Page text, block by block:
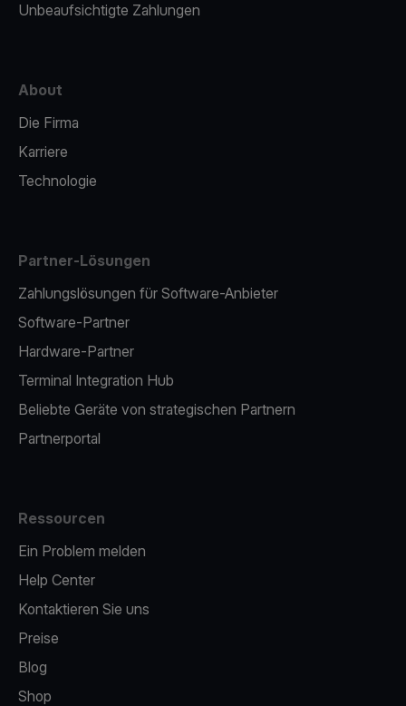
Unbeaufsichtigte Zahlungen
About
Die Firma
Karriere
Technologie
Partner-Lösungen
Zahlungslösungen für Software-Anbieter
Software-Partner
Hardware-Partner
Terminal Integration Hub
Beliebte Geräte von strategischen Partnern
Partnerportal
Ressourcen
Ein Problem melden
Help Center
Kontaktieren Sie uns
Preise
Blog
Shop